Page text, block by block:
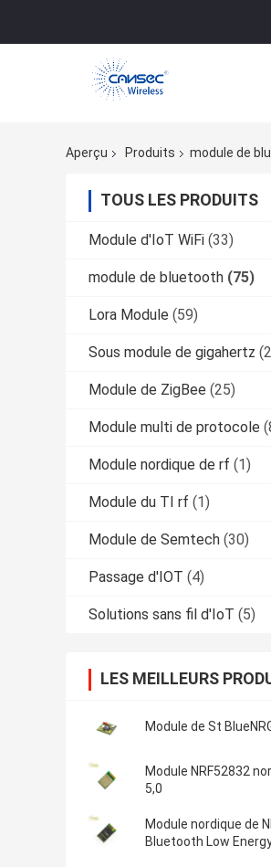
Aperçu Produits module de
TOUS LES PRODUITS
Module d'IoT WiFi (33)
module de bluetooth (75)
Lora Module (59)
Sous module de gigahertz
Module de ZigBee (25)
Module multi de protocole
Module nordique de rf (1)
Module du TI rf (1)
Module de Semtech (30)
Passage d'IOT (4)
Solutions sans fil d'IoT (5)
LES MEILLEURS
Module de St
Module NRF52832
5,0
Module nordique de
Bluetooth Low